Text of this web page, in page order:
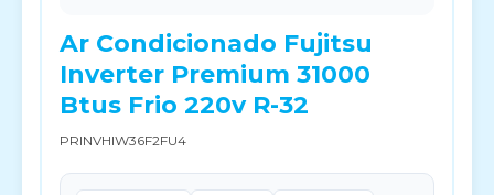
Ar Condicionado Fujitsu
Inverter Premium 31000
Btus Frio 220v R-32
PRINVHIW36F2FU4